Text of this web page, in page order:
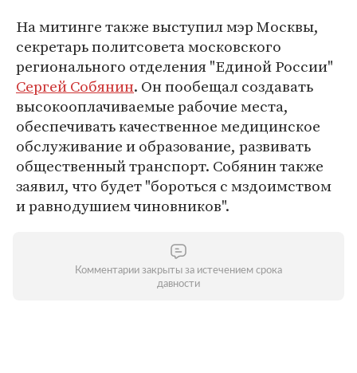
На митинге также выступил мэр Москвы,
секретарь политсовета московского
регионального отделения "Единой России"
Сергей Собянин. Он пообещал создавать
высокооплачиваемые рабочие места,
обеспечивать качественное медицинское
обслуживание и образование, развивать
общественный транспорт. Собянин также
заявил, что будет "бороться с мздоимством
и равнодушием чиновников".
Комментарии закрыты за истечением срока
давности